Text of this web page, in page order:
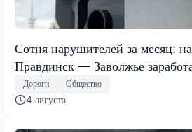
Сотня нарушителей за месяц:
Правдинск — Заволжье
Дороги Общество
4 августа